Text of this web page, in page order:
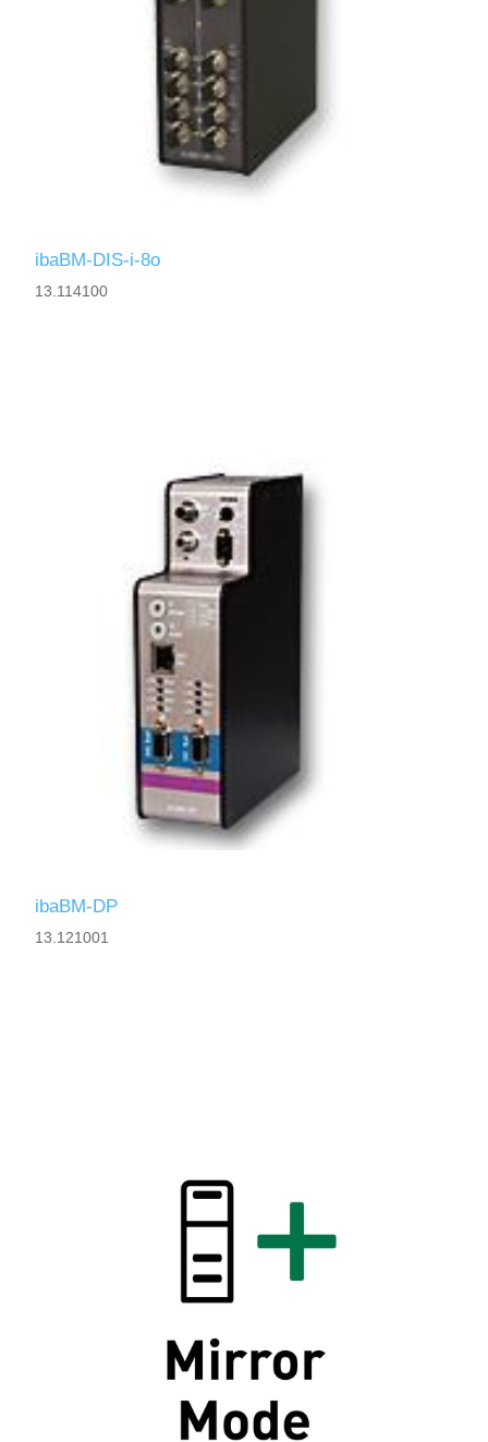
ibaBM-DIS-i-8o
13.114100
ibaBM-DP
13.121001